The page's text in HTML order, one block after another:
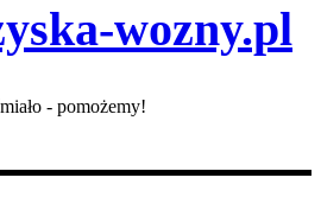
wozny.pl
- pomożemy!